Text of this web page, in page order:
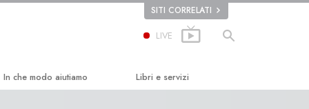
SITI CORRELATI
LIVE
In che modo aiutiamo Libri e servizi